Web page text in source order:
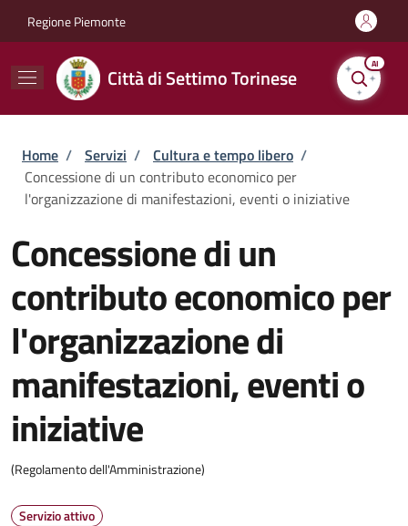
Regione Piemonte
Città di Settimo Torinese
AI
Briciole di pane
Home / Servizi / Cultura e tempo libero /
Concessione di un contributo economico per
l'organizzazione di manifestazioni, eventi o iniziative
Concessione di un
contributo economico per
l'organizzazione di
manifestazioni, eventi o
iniziative
(Regolamento dell'Amministrazione)
Servizio attivo